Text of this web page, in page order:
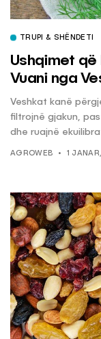
TRUPI & SHËNDETI
Ushqimet që
Vuani nga
Veshkat kanë
filtrojnë gjakun,
dhe ruajnë
AGROWEB 1